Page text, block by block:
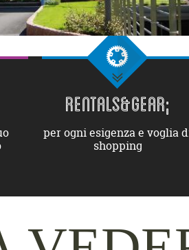
RENTALS&GEAR;
per ogni esigenza e voglia
shopping